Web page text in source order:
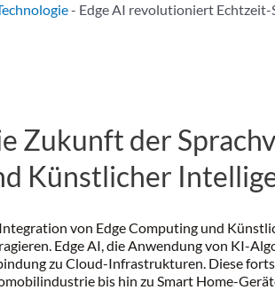
- Edge AI revolutioniert
Zukunft der
Künstlicher
von Edge Computing und
Edge AI, die Anwendung von KI-
zu Cloud-Infrastrukturen. Diese
bis hin zu Smart Home-